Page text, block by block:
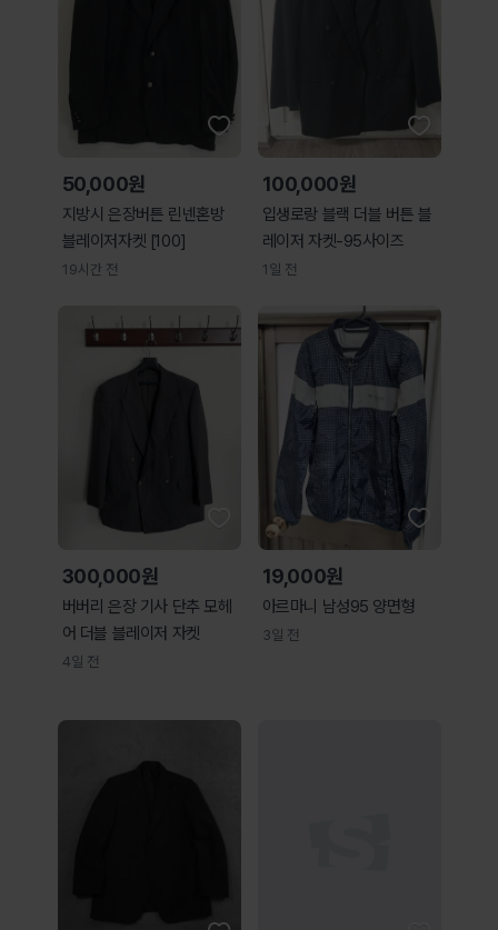
50,000원
지방시 은장버튼 린넨혼방
블레이저자켓 [100]
19시간 전
100,000원
입생로랑 블랙 더블 버튼 블
레이저 자켓-95사이즈
1일 전
300,000원
버버리 은장 기사 단추 모헤
어 더블 블레이저 자켓
4일 전
19,000원
아르마니 남성95 양면형
3일 전